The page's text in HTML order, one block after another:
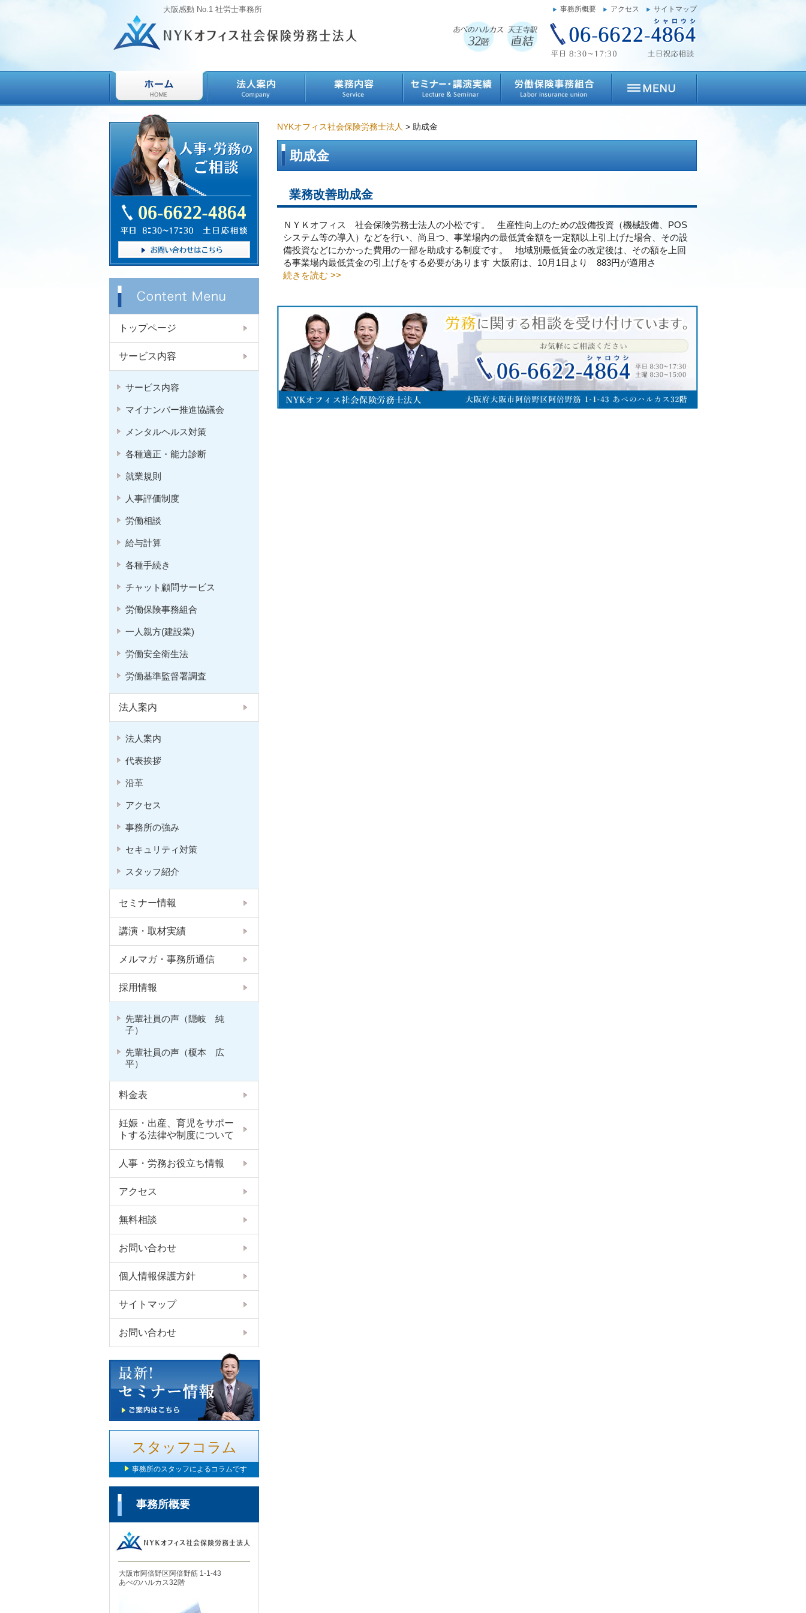
大阪感動 No.1 社労士事務所 サイトマップ
アクセス
事務所概要
NYKオフィス社会保険労務士法人 > 助成金
助成金
業務改善助成金
ＮＹＫオフィス 社会保険労務士法人の小松です。 生産性向上のための設備投資（機械設備、POS
システム等の導入）などを行い、尚且つ、事業場内の最低賃金額を一定額以上引上げた場合、その設
備投資などにかかった費用の一部を助成する制度です。 地域別最低賃金の改定後は、その額を上回
る事業場内最低賃金の引上げをする必要があります 大阪府は、10月1日より 883円が適用さ
続きを読む >>
トップページ
サービス内容
サービス内容
マイナンバー推進協議会
メンタルヘルス対策
各種適正・能力診断
就業規則
人事評価制度
労働相談
給与計算
各種手続き
チャット顧問サービス
労働保険事務組合
一人親方(建設業)
労働安全衛生法
労働基準監督署調査
法人案内
法人案内
代表挨拶
沿革
アクセス
事務所の強み
セキュリティ対策
スタッフ紹介
セミナー情報
講演・取材実績
メルマガ・事務所通信
採用情報
先輩社員の声（隠岐 純
子）
先輩社員の声（榎本 広
平）
料金表
妊娠・出産、育児をサポー
トする法律や制度について
人事・労務お役立ち情報
アクセス
無料相談
お問い合わせ
個人情報保護方針
サイトマップ
お問い合わせ
スタッフコラム
事務所のスタッフによるコラムです
事務所概要
大阪市阿倍野区阿倍野筋 1-1-43
あべのハルカス32階